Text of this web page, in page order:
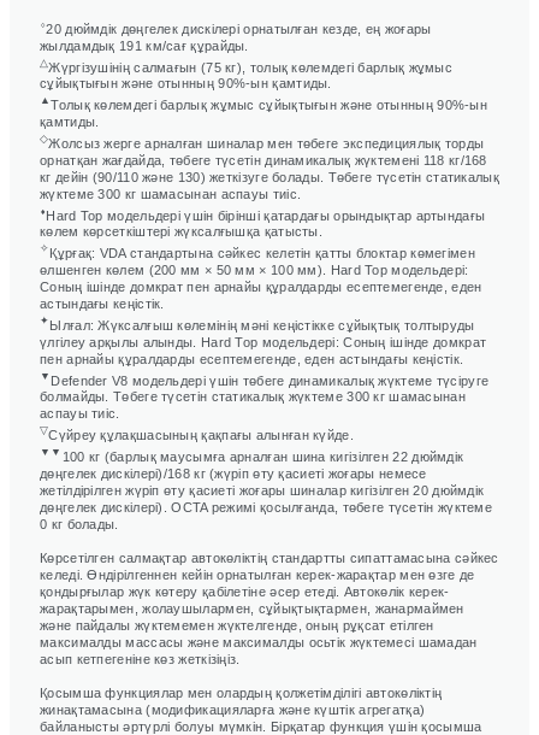
⬨20 дюймдік дөңгелек дискілері орнатылған кезде, ең жоғары
жылдамдық 191 км/сағ құрайды.
△Жүргізушінің салмағын (75 кг), толық көлемдегі барлық жұмыс
сұйықтығын және отынның 90%-ын қамтиды.
▲Толық көлемдегі барлық жұмыс сұйықтығын және отынның 90%-ын
қамтиды.
◇Жолсыз жерге арналған шиналар мен төбеге экспедициялық торды
орнатқан жағдайда, төбеге түсетін динамикалық жүктемені 118 кг/168
кг дейін (90/110 және 130) жеткізуге болады. Төбеге түсетін статикалық
жүктеме 300 кг шамасынан аспауы тиіс.
⬧ Hard Top модельдері үшін бірінші қатардағы орындықтар артындағы
көлем көрсеткіштері жүксалғышқа қатысты.
✧ Құрғақ: VDA стандартына сәйкес келетін қатты блоктар көмегімен
өлшенген көлем (200 мм × 50 мм × 100 мм). Hard Top модельдері:
Соның ішінде домкрат пен арнайы құралдарды есептемегенде, еден
астындағы кеңістік.
✦ Ылғал: Жүксалғыш көлемінің мәні кеңістікке сұйықтық толтыруды
үлгілеу арқылы алынды. Hard Top модельдері: Соның ішінде домкрат
пен арнайы құралдарды есептемегенде, еден астындағы кеңістік.
▼ Defender V8 модельдері үшін төбеге динамикалық жүктеме түсіруге
болмайды. Төбеге түсетін статикалық жүктеме 300 кг шамасынан
аспауы тиіс.
▽Сүйреу құлақшасының қақпағы алынған күйде.
▼▼ 100 кг (барлық маусымға арналған шина кигізілген 22 дюймдік
дөңгелек дискілері)/168 кг (жүріп өту қасиеті жоғары немесе
жетілдірілген жүріп өту қасиеті жоғары шиналар кигізілген 20 дюймдік
дөңгелек дискілері). OCTA режимі қосылғанда, төбеге түсетін жүктеме
0 кг болады.
Көрсетілген салмақтар автокөліктің стандартты сипаттамасына сәйкес
келеді. Өндірілгеннен кейін орнатылған керек-жарақтар мен өзге де
қондырғылар жүк көтеру қабілетіне әсер етеді. Автокөлік керек-
жарақтарымен, жолаушылармен, сұйықтықтармен, жанармаймен
және пайдалы жүктемемен жүктелгенде, оның рұқсат етілген
максималды массасы және максималды осьтік жүктемесі шамадан
асып кетпегеніне көз жеткізіңіз.
Қосымша функциялар мен олардың қолжетімділігі автокөліктің
жинақтамасына (модификацияларға және күштік агрегатқа)
байланысты әртүрлі болуы мүмкін. Бірқатар функция үшін қосымша